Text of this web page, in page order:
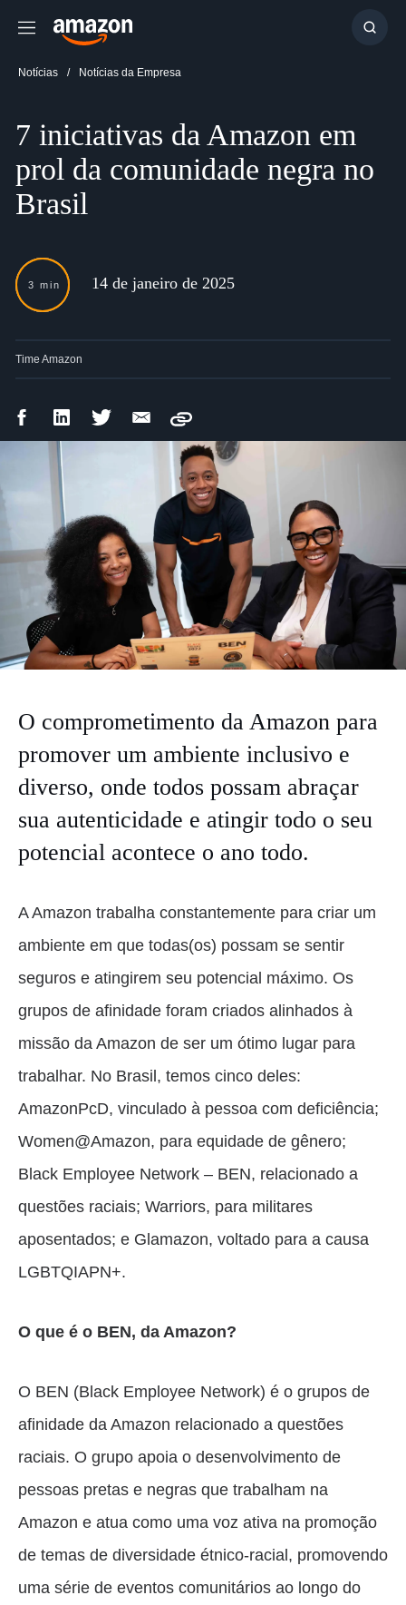
Menu
Notícias Notícias da Empresa
7 iniciativas da Amazon em
prol da comunidade negra no
Brasil
3 min 14 de janeiro de 2025
Time Amazon
Compartilhar
Facebook
Compartilhar
LinkedIn
Compartilhar
Twitter
Compartilhar
por
e-
Copy
O comprometimento da Amazon para
promover um ambiente inclusivo e
diverso, onde todos possam abraçar
sua autenticidade e atingir todo o seu
potencial acontece o ano todo.
A Amazon trabalha constantemente para criar um
ambiente em que todas(os) possam se sentir
seguros e atingirem seu potencial máximo. Os
grupos de afinidade foram criados alinhados à
missão da Amazon de ser um ótimo lugar para
trabalhar. No Brasil, temos cinco deles:
AmazonPcD, vinculado à pessoa com deficiência;
Women@Amazon, para equidade de gênero;
Black Employee Network – BEN, relacionado a
questões raciais; Warriors, para militares
aposentados; e Glamazon, voltado para a causa
LGBTQIAPN+.
O que é o BEN, da Amazon?
O BEN (Black Employee Network) é o grupos de
afinidade da Amazon relacionado a questões
raciais. O grupo apoia o desenvolvimento de
pessoas pretas e negras que trabalham na
Amazon e atua como uma voz ativa na promoção
de temas de diversidade étnico-racial, promovendo
uma série de eventos comunitários ao longo do